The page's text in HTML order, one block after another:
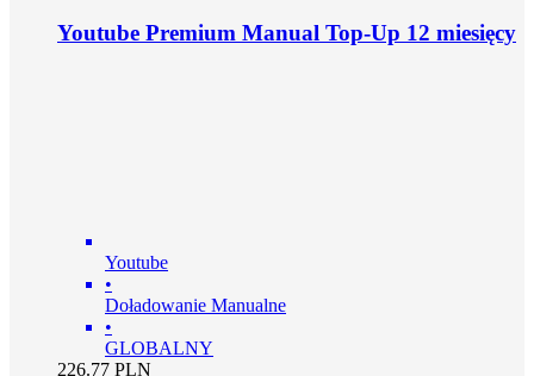
Youtube Premium Manual Top-Up 12 miesięcy
Youtube
•
Doładowanie Manualne
•
GLOBALNY
226.77 PLN